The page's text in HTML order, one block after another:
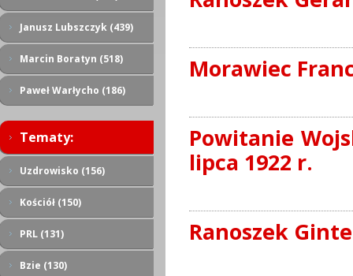
Janusz Lubszczyk (439)
Marcin Boratyn (518)
Paweł Warłycho (186)
Tematy:
Uzdrowisko (156)
Kościół (150)
PRL (131)
Bzie (130)
Morawiec
Powitanie
lipca 1922 r.
Ranoszek